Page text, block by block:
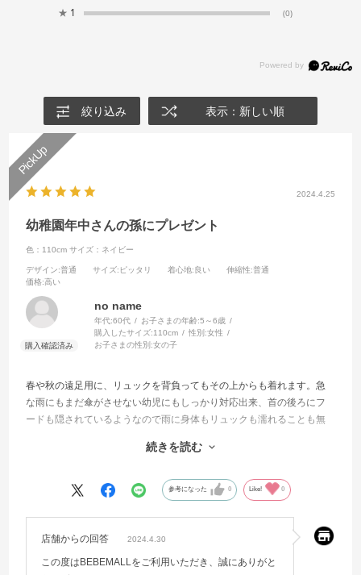
★ 1 (0)
絞り込み 表示：新しい順
2024.4.25
幼稚園年中さんの孫にプレゼント
色：110cm サイズ：ネイビー
デザイン:普通 サイズ:ピッタリ 着心地:良い 伸縮性:普通
価格:高い
no name
年代:60代 お子さまの年齢:5～6歳
購入したサイズ:110cm 性別:女性
お子さまの性別:女の子
春や秋の遠足用に、リュックを背負ってもその上からも着れます。急
な雨にもまだ傘がさせない幼児にもしっかり対応出来、首の後ろにフ
ードも隠されているようなので雨に身体もリュックも濡れることも無
でとても快適なようです。生地はもう少し派手でもいいかと思いま
続きを読む
参考になった 0 Like! 0
店舗からの回答 2024.4.30
この度はBEBEMALLをご利用いただき、誠にありがと